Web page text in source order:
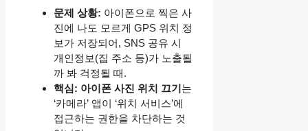
문제 상황: 아이폰으로 찍은 사
진에 나도 모르게 GPS 위치 정
보가 저장되어, SNS 공유 시
개인정보(집 주소 등)가 노출될
까 봐 걱정될 때.
핵심: 아이폰 사진 위치 끄기는
‘카메라’ 앱이 ‘위치 서비스’에
접근하는 권한을 차단하는 것